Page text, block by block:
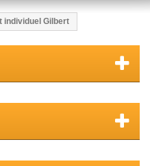
individuel Gilbert